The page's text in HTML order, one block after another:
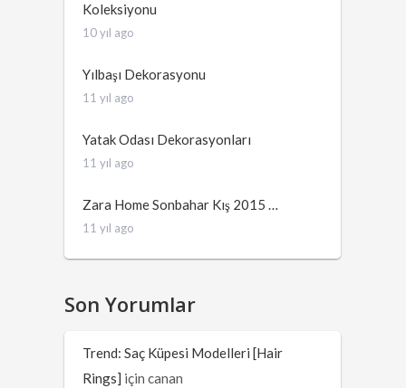
Koleksiyonu
10 yıl ago
Yılbaşı Dekorasyonu
11 yıl ago
Yatak Odası Dekorasyonları
11 yıl ago
Zara Home Sonbahar Kış 2015 …
11 yıl ago
Son Yorumlar
Trend: Saç Küpesi Modelleri [Hair
Rings] içincanan